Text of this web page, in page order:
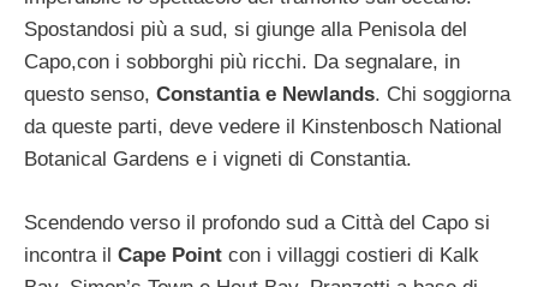
Spostandosi più a sud, si giunge alla Penisola del
Capo,con i sobborghi più ricchi. Da segnalare, in
questo senso, Constantia e Newlands. Chi soggiorna
da queste parti, deve vedere il Kinstenbosch National
Botanical Gardens e i vigneti di Constantia.
Scendendo verso il profondo sud a Città del Capo si
incontra il Cape Point con i villaggi costieri di Kalk